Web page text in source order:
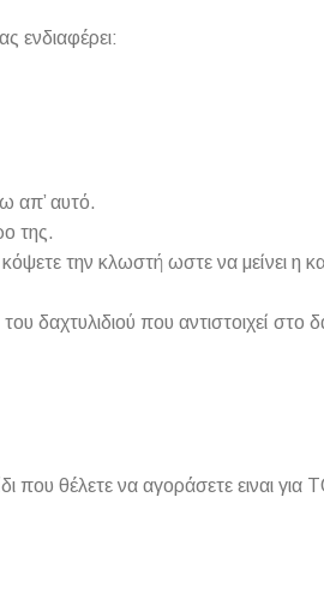
ενδιαφέρει:
απ’ αυτό.
της.
την κλωστή ωστε να μείνει η
δαχτυλιδιού που αντιστοιχεί στο
που θέλετε να αγοράσετε ειναι